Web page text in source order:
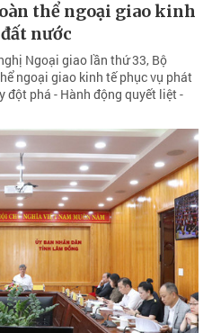
thể ngoại giao kinh
nước
Ngoại giao lần thứ 33, Bộ
ngoại giao kinh tế phục vụ phát
đột phá - Hành động quyết liệt -